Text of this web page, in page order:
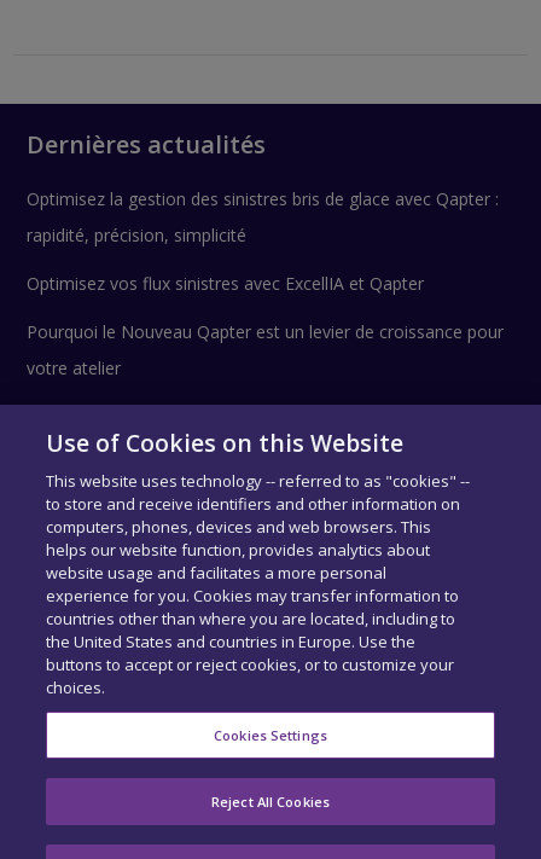
Dernières actualités
Optimisez la gestion des sinistres bris de glace avec Qapter :
rapidité, précision, simplicité
Optimisez vos flux sinistres avec ExcellIA et Qapter
Pourquoi le Nouveau Qapter est un levier de croissance pour
votre atelier
Suivez-nous !
COPYRIGHT © SIDEXA 2026 - TOUS DROITS RÉSERVÉS.
COOKIE PREFERENCES
QUI SOMMES-NOUS ?
Use of Cookies on this Website
This website uses technology -- referred to as "cookies" --
to store and receive identifiers and other information on
computers, phones, devices and web browsers. This
helps our website function, provides analytics about
website usage and facilitates a more personal
experience for you. Cookies may transfer information to
countries other than where you are located, including to
the United States and countries in Europe. Use the
buttons to accept or reject cookies, or to customize your
choices.
Cookies Settings
Reject All Cookies